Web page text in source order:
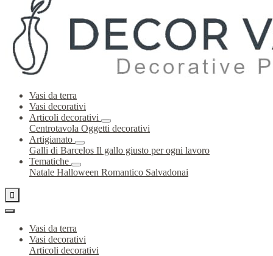
Vasi da terra
Vasi decorativi
Articoli decorativi
Centrotavola Oggetti decorativi
Artigianato
Galli di Barcelos Il gallo giusto per ogni lavoro
Tematiche
Natale Halloween Romantico Salvadonai

Vasi da terra
Vasi decorativi
Articoli decorativi